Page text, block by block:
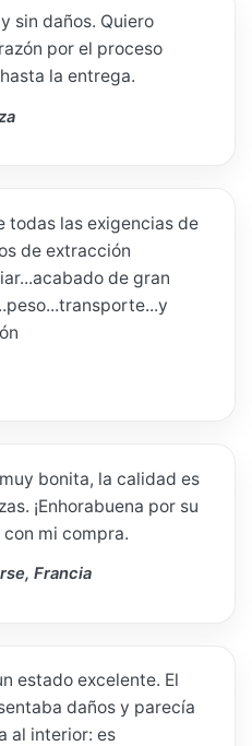
sin daños. Quiero
por el proceso
la entrega.
todas las exigencias de
de extracción
de gran
bonita, la calidad es
¡Enhorabuena por su
mi compra.
Francia
estado excelente. El
daños y parecía
al interior: es